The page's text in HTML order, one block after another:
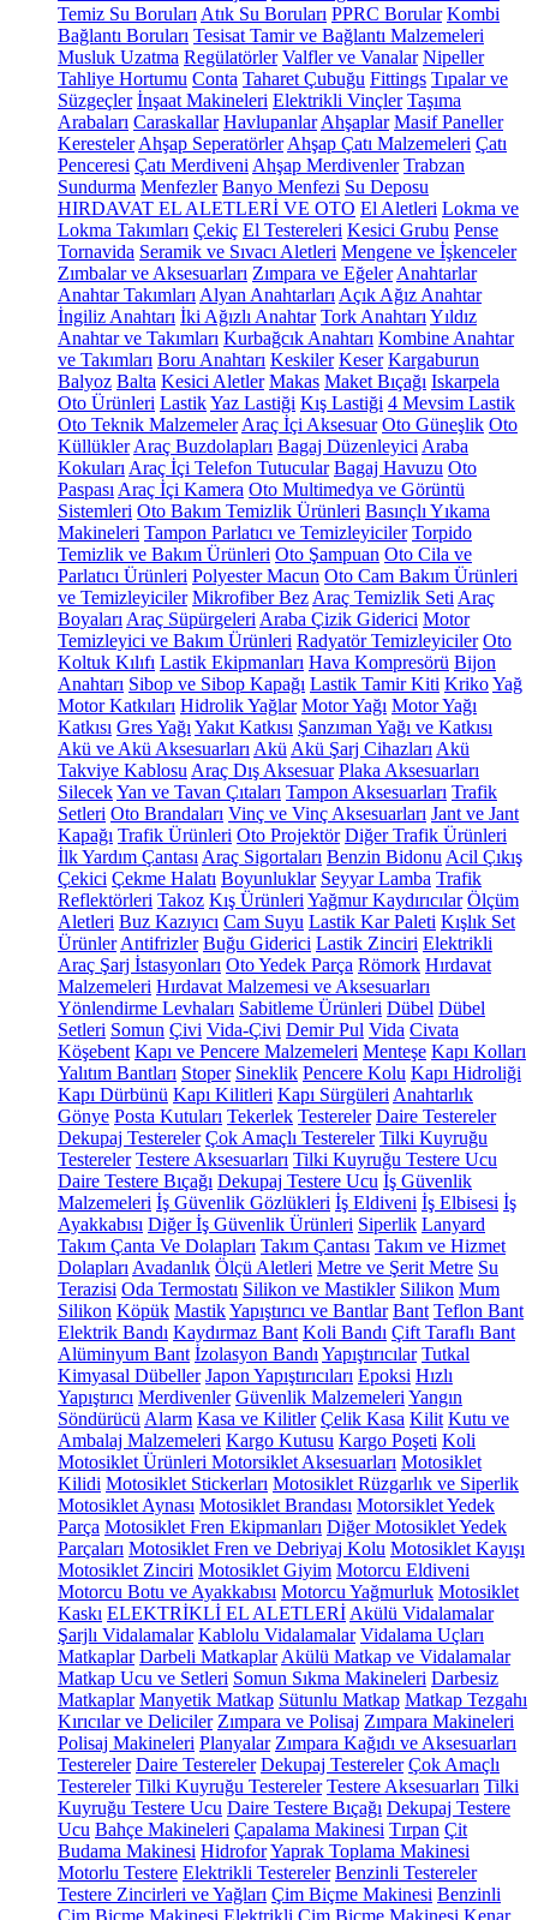
Temiz Su Boruları Atık Su Boruları PPRC Borular Kombi
Bağlantı Boruları Tesisat Tamir ve Bağlantı Malzemeleri
Musluk Uzatma Regülatörler Valfler ve Vanalar Nipeller
Tahliye Hortumu Conta Taharet Çubuğu Fittings Tıpalar ve
Süzgeçler İnşaat Makineleri Elektrikli Vinçler Taşıma
Arabaları Caraskallar Havlupanlar Ahşaplar Masif Paneller
Keresteler Ahşap Seperatörler Ahşap Çatı Malzemeleri Çatı
Penceresi Çatı Merdiveni Ahşap Merdivenler Trabzan
Sundurma Menfezler Banyo Menfezi Su Deposu
HIRDAVAT EL ALETLERİ VE OTO El Aletleri Lokma ve
Lokma Takımları Çekiç El Testereleri Kesici Grubu Pense
Tornavida Seramik ve Sıvacı Aletleri Mengene ve İşkenceler
Zımbalar ve Aksesuarları Zımpara ve Eğeler Anahtarlar
Anahtar Takımları Alyan Anahtarları Açık Ağız Anahtar
İngiliz Anahtarı İki Ağızlı Anahtar Tork Anahtarı Yıldız
Anahtar ve Takımları Kurbağcık Anahtarı Kombine Anahtar
ve Takımları Boru Anahtarı Keskiler Keser Kargaburun
Balyoz Balta Kesici Aletler Makas Maket Bıçağı Iskarpela
Oto Ürünleri LastikYaz Lastiği Kış Lastiği 4 Mevsim Lastik
Oto Teknik Malzemeler Araç İçi Aksesuar Oto Güneşlik Oto
Küllükler Araç Buzdolapları Bagaj Düzenleyici Araba
Kokuları Araç İçi Telefon Tutucular Bagaj Havuzu Oto
Paspası Araç İçi Kamera Oto Multimedya ve Görüntü
Sistemleri Oto Bakım Temizlik Ürünleri Basınçlı Yıkama
Makineleri Tampon Parlatıcı ve Temizleyiciler Torpido
Temizlik ve Bakım Ürünleri Oto Şampuan Oto Cila ve
Parlatıcı Ürünleri Polyester Macun Oto Cam Bakım Ürünleri
ve Temizleyiciler Mikrofiber Bez Araç Temizlik Seti Araç
Boyaları Araç Süpürgeleri Araba Çizik Giderici Motor
Temizleyici ve Bakım Ürünleri Radyatör Temizleyiciler Oto
Koltuk Kılıfı Lastik Ekipmanları Hava Kompresörü Bijon
Anahtarı Sibop ve Sibop Kapağı Lastik Tamir Kiti KrikoYağ
Motor Katkıları Hidrolik Yağlar Motor Yağı Motor Yağı
Katkısı Gres Yağı Yakıt Katkısı Şanzıman Yağı ve Katkısı
Akü ve Akü Aksesuarları Akü Akü Şarj Cihazları Akü
Takviye Kablosu Araç Dış Aksesuar Plaka Aksesuarları
SilecekYan ve Tavan Çıtaları Tampon Aksesuarları Trafik
Setleri Oto Brandaları Vinç ve Vinç Aksesuarları Jant ve Jant
Kapağı Trafik Ürünleri Oto Projektör Diğer Trafik Ürünleri
İlk Yardım Çantası Araç Sigortaları Benzin Bidonu Acil Çıkış
Çekici Çekme Halatı Boyunluklar Seyyar Lamba Trafik
Reflektörleri Takoz Kış Ürünleri Yağmur Kaydırıcılar Ölçüm
Aletleri Buz Kazıyıcı Cam Suyu Lastik Kar Paleti Kışlık Set
Ürünler Antifrizler Buğu Giderici Lastik Zinciri Elektrikli
Araç Şarj İstasyonları Oto Yedek Parça Römork Hırdavat
Malzemeleri Hırdavat Malzemesi ve Aksesuarları
Yönlendirme Levhaları Sabitleme Ürünleri Dübel Dübel
Setleri Somun Çivi Vida-Çivi Demir Pul Vida Civata
Köşebent Kapı ve Pencere Malzemeleri Menteşe Kapı Kolları
Yalıtım Bantları Stoper Sineklik Pencere Kolu Kapı Hidroliği
Kapı Dürbünü Kapı Kilitleri Kapı Sürgüleri Anahtarlık
Gönye Posta Kutuları Tekerlek Testereler Daire Testereler
Dekupaj Testereler Çok Amaçlı Testereler Tilki Kuyruğu
Testereler Testere Aksesuarları Tilki Kuyruğu Testere Ucu
Daire Testere Bıçağı Dekupaj Testere Ucu İş Güvenlik
Malzemeleri İş Güvenlik Gözlükleri İş Eldiveni İş Elbisesi İş
Ayakkabısı Diğer İş Güvenlik Ürünleri Siperlik Lanyard
Takım Çanta Ve Dolapları Takım Çantası Takım ve Hizmet
Dolapları Avadanlık Ölçü Aletleri Metre ve Şerit Metre Su
Terazisi Oda Termostatı Silikon ve Mastikler Silikon Mum
Silikon Köpük MastikYapıştırıcı ve Bantlar Bant Teflon Bant
Elektrik Bandı Kaydırmaz Bant Koli Bandı Çift Taraflı Bant
Alüminyum Bant İzolasyon Bandı Yapıştırıcılar Tutkal
Kimyasal Dübeller Japon Yapıştırıcıları Epoksi Hızlı
Yapıştırıcı Merdivenler Güvenlik Malzemeleri Yangın
Söndürücü Alarm Kasa ve Kilitler Çelik Kasa Kilit Kutu ve
Ambalaj Malzemeleri Kargo Kutusu Kargo Poşeti Koli
Motosiklet Ürünleri Motorsiklet Aksesuarları Motosiklet
Kilidi Motosiklet Stickerları Motosiklet Rüzgarlık ve Siperlik
Motosiklet Aynası Motosiklet Brandası Motorsiklet Yedek
Parça Motosiklet Fren Ekipmanları Diğer Motosiklet Yedek
Parçaları Motosiklet Fren ve Debriyaj Kolu Motosiklet Kayışı
Motosiklet Zinciri Motosiklet Giyim Motorcu Eldiveni
Motorcu Botu ve Ayakkabısı Motorcu Yağmurluk Motosiklet
Kaskı ELEKTRİKLİ EL ALETLERİ Akülü Vidalamalar
Şarjlı Vidalamalar Kablolu Vidalamalar Vidalama Uçları
Matkaplar Darbeli Matkaplar Akülü Matkap ve Vidalamalar
Matkap Ucu ve Setleri Somun Sıkma Makineleri Darbesiz
Matkaplar Manyetik Matkap Sütunlu Matkap Matkap Tezgahı
Kırıcılar ve Deliciler Zımpara ve Polisaj Zımpara Makineleri
Polisaj Makineleri Planyalar Zımpara Kağıdı ve Aksesuarları
Testereler Daire Testereler Dekupaj Testereler Çok Amaçlı
Testereler Tilki Kuyruğu Testereler Testere Aksesuarları Tilki
Kuyruğu Testere Ucu Daire Testere Bıçağı Dekupaj Testere
Ucu Bahçe Makineleri Çapalama Makinesi Tırpan Çit
Budama Makinesi HidroforYaprak Toplama Makinesi
Motorlu Testere Elektrikli Testereler Benzinli Testereler
Testere Zincirleri ve Yağları Çim Biçme Makinesi Benzinli
Çim Biçme Makinesi Elektrikli Çim Biçme Makinesi Kenar